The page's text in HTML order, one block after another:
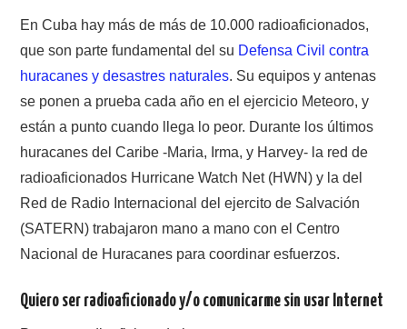
En Cuba hay más de más de 10.000 radioaficionados,
que son parte fundamental del su Defensa Civil contra
huracanes y desastres naturales. Su equipos y antenas
se ponen a prueba cada año en el ejercicio Meteoro, y
están a punto cuando llega lo peor. Durante los últimos
huracanes del Caribe -Maria, Irma, y Harvey- la red de
radioaficionados Hurricane Watch Net (HWN) y la del
Red de Radio Internacional del ejercito de Salvación
(SATERN) trabajaron mano a mano con el Centro
Nacional de Huracanes para coordinar esfuerzos.
Quiero ser radioaficionado y/o comunicarme sin usar Internet